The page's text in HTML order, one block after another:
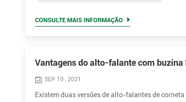
CONSULTE MAIS INFORMAÇÃO
Vantagens do alto-falante com buzina
SEP 10 , 2021
Existem duas versões de alto-falantes de